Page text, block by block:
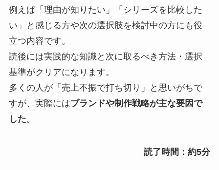
例えば「理由が知りたい」「シリーズを比較した
い」と感じる方や次の選択肢を検討中の方にも役
立つ内容です。
読後には実践的な知識と次に取るべき方法・選択
基準がクリアになります。
多くの人が「売上不振で打ち切り」と思いがちで
すが、実際にはブランドや制作戦略が主な要因で
した。
読了時間：約5分